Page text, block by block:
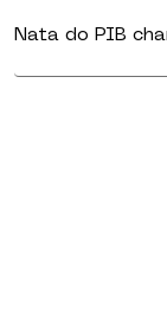
Nata do PIB